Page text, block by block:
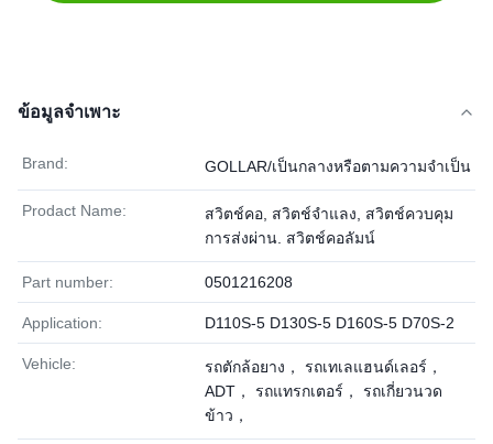
ข้อมูลจำเพาะ
Brand: GOLLAR/เป็นกลางหรือตามความจำเป็น
Prodact Name:
สวิตช์คอ, สวิตช์จำแลง, สวิตช์ควบคุม
การส่งผ่าน. สวิตช์คอลัมน์
Part number: 0501216208
Application: D110S-5 D130S-5 D160S-5 D70S-2
Vehicle:
รถตักล้อยาง， รถเทเลแฮนด์เลอร์，
ADT， รถแทรกเตอร์， รถเกี่ยวนวด
ข้าว，